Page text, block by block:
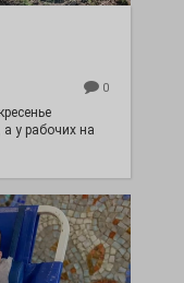
0
а у рабочих на